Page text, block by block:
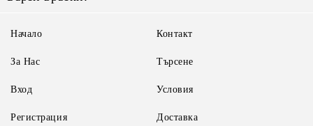
Начало
За Нас
Вход
Регистрация
Контакт
Търсене
Условия
Доставка